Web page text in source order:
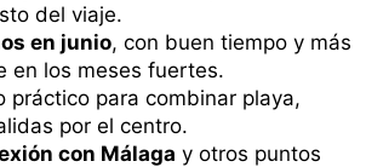
del viaje.
en junio, con buen tiempo y más
en los meses fuertes.
práctico para combinar playa,
por el centro.
con Málaga y otros puntos